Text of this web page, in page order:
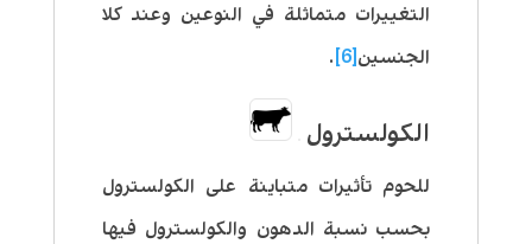
التغييرات متماثلة في النوعين وعند كلا
الجنسين[6]
.
الكولسترول
للحوم تأثيرات متباينة على الكولسترول
بحسب نسبة الدهون والكولسترول فيها